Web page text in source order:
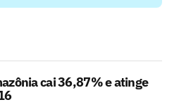
cai 36,87% e atinge